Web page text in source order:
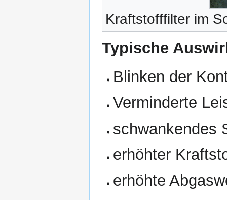
Kraftstofffilter im
Typische
Blinken der
Verminderte
schwankendes
erhöhter
erhöhte